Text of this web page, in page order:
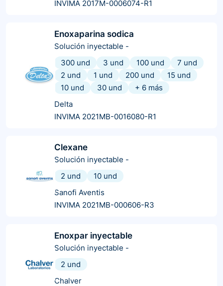
INVIMA 2017M-0006074-R1
Enoxaparina sodica
Solución inyectable -
300 und
3 und 100 und
7 und
2 und
1 und 200 und
15 und
10 und
30 und + 6 más
Delta
INVIMA 2021MB-0016080-R1
Clexane
Solución inyectable -
2 und
10 und
Sanofi Aventis
INVIMA 2021MB-000606-R3
Enoxpar inyectable
Solución inyectable -
2 und
Chalver